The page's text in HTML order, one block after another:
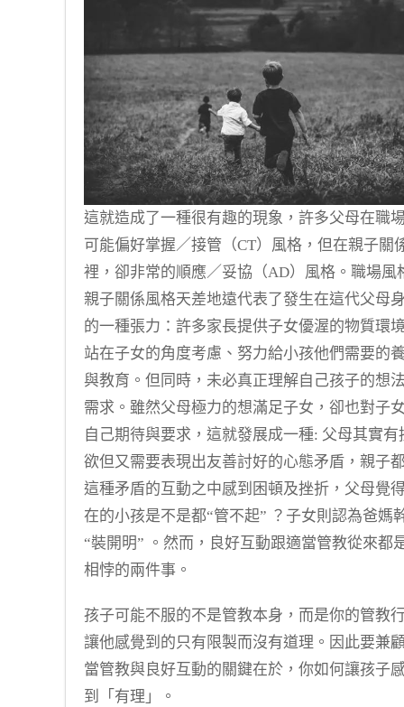
這就造成了一種很有趣的現象，許多父母在職
可能偏好掌握／接管（CT）風格，但在親子關
裡，卻非常的順應／妥協（AD）風格。職場風
親子關係風格天差地遠代表了發生在這代父母
的一種張力：許多家長提供子女優渥的物質環
站在子女的角度考慮、努力給小孩他們需要的
與教育。但同時，未必真正理解自己孩子的想
需求。雖然父母極力的想滿足子女，卻也對子
自己期待與要求，這就發展成一種: 父母其實有
欲但又需要表現出友善討好的心態矛盾，親子
這種矛盾的互動之中感到困頓及挫折，父母覺
在的小孩是不是都“管不起” ？子女則認為爸媽
“裝開明” 。然而，良好互動跟適當管教從來都
相悖的兩件事。
孩子可能不服的不是管教本身，而是你的管教
讓他感覺到的只有限製而沒有道理。因此要兼
當管教與良好互動的關鍵在於，你如何讓孩子
到「有理」。